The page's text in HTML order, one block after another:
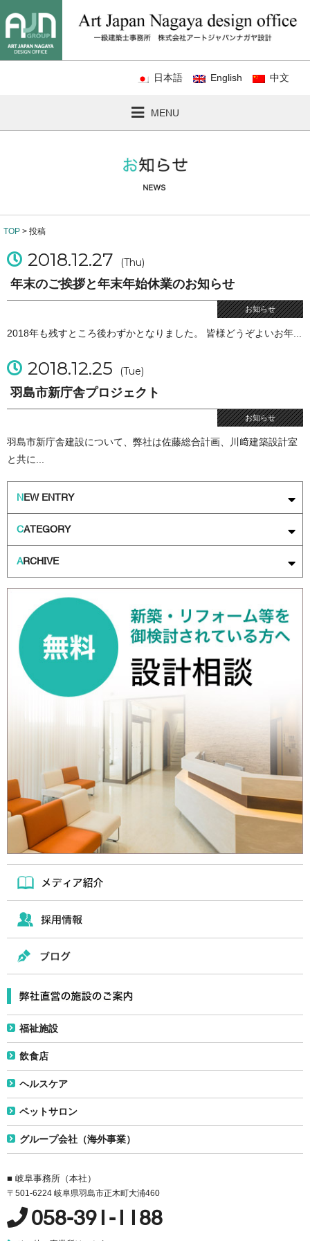
日本語 English 中文
MENU
TOP > 投稿
2018.12.27 (Thu)
年末のご挨拶と年末年始休業のお知らせ
お知らせ
2018年も残すところ後わずかとなりました。 皆様どうぞよいお年...
2018.12.25 (Tue)
羽島市新庁舎プロジェクト
お知らせ
羽島市新庁舎建設について、弊社は佐藤総合計画、川﨑建築設計室
と共に...
NEW ENTRY
CATEGORY
ARCHIVE
福祉施設
飲食店
ヘルスケア
ペットサロン
グループ会社（海外事業）
■ 岐阜事務所（本社）
〒501-6224 岐阜県羽島市正木町大浦460
058-391-1188